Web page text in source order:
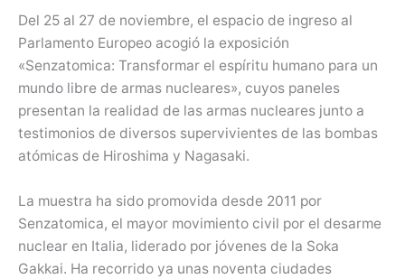
Del 25 al 27 de noviembre, el espacio de ingreso al
Parlamento Europeo acogió la exposición
«Senzatomica: Transformar el espíritu humano para un
mundo libre de armas nucleares», cuyos paneles
presentan la realidad de las armas nucleares junto a
testimonios de diversos supervivientes de las bombas
atómicas de Hiroshima y Nagasaki.
La muestra ha sido promovida desde 2011 por
Senzatomica, el mayor movimiento civil por el desarme
nuclear en Italia, liderado por jóvenes de la Soka
Gakkai. Ha recorrido ya unas noventa ciudades